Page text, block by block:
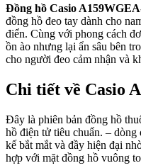
Đồng hồ Casio
đồng hồ đeo tay dành cho
điển. Cùng với phong cách
ồn ào nhưng lại ẩn sâu bên
cho người đeo cảm nhận và
Chi tiết về Casio
Đây là phiên bản đồng hồ
hồ điện tử tiêu chuẩn. –
kế bắt mắt và đầy hiện đại
hợp với mặt đồng hồ vuông